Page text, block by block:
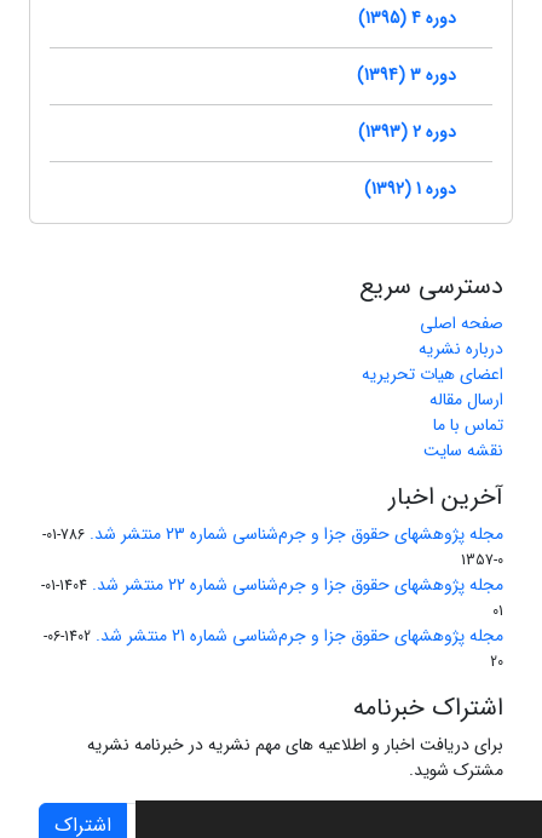
دوره 4 (1395)
دوره 3 (1394)
دوره 2 (1393)
دوره 1 (1392)
دسترسی سریع
صفحه اصلی
درباره نشریه
اعضای هیات تحریریه
ارسال مقاله
تماس با ما
نقشه سایت
آخرین اخبار
مجله پژوهشهای حقوق جزا و جرم‌شناسی شماره 23 منتشر شد.
786-01-
0-1357
مجله پژوهشهای حقوق جزا و جرم‌شناسی شماره 22 منتشر شد.
1404-01-
01
مجله پژوهشهای حقوق جزا و جرم‌شناسی شماره 21 منتشر شد.
1402-06-
20
اشتراک خبرنامه
برای دریافت اخبار و اطلاعیه های مهم نشریه در خبرنامه نشریه
مشترک شوید.
اشتراک